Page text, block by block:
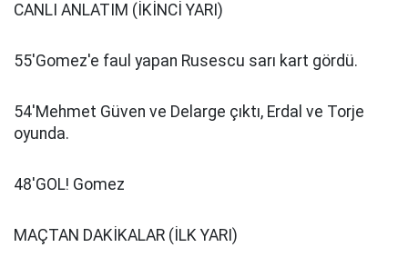
CANLI ANLATIM (İKİNCİ YARI)
55'Gomez'e faul yapan Rusescu sarı kart gördü.
54'Mehmet Güven ve Delarge çıktı, Erdal ve Torje
oyunda.
48'GOL! Gomez
MAÇTAN DAKİKALAR (İLK YARI)